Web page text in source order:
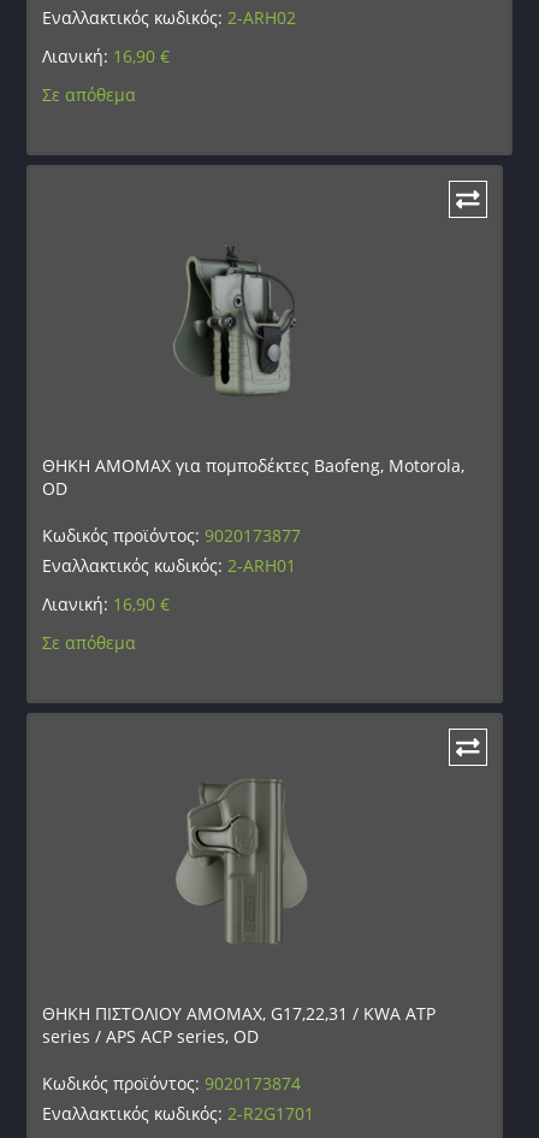
Εναλλακτικός κωδικός:2-ARH02
Λιανική: 16,90€
Σε απόθεμα
ΘΗΚΗ AMOMAX για πομποδέκτες Baofeng, Motorola,
OD
Κωδικός προϊόντος:9020173877
Εναλλακτικός κωδικός:2-ARH01
Λιανική: 16,90€
Σε απόθεμα
ΘΗΚΗ ΠΙΣΤΟΛΙΟΥ AMOMAX, G17,22,31 / KWA ATP
series / APS ACP series, OD
Κωδικός προϊόντος:9020173874
Εναλλακτικός κωδικός:2-R2G1701